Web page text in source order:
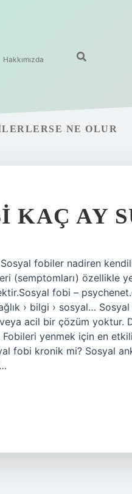
Hakkımızda
NE OLUR
KAÇ AY
fobiler nadiren
(semptomları) özellikle
fobi –
› bilgi › sosyal…
acil bir çözüm yoktur.
yenmek için en
fobi kronik mi? Sosyal